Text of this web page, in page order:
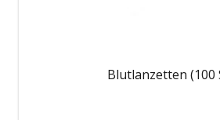
Blutlanzetten (100